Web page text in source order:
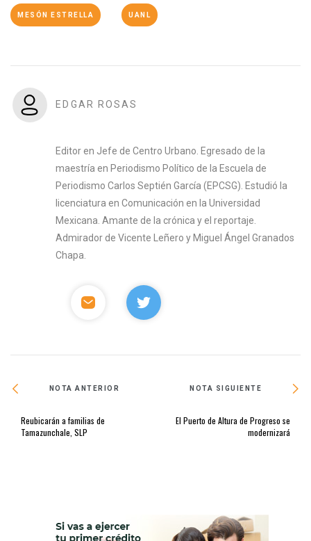
MESÓN ESTRELLA UANL
EDGAR ROSAS
Editor en Jefe de Centro Urbano. Egresado de la
maestría en Periodismo Político de la Escuela de
Periodismo Carlos Septién García (EPCSG). Estudió la
licenciatura en Comunicación en la Universidad
Mexicana. Amante de la crónica y el reportaje.
Admirador de Vicente Leñero y Miguel Ángel Granados
Chapa.
NOTA ANTERIOR
Reubicarán a familias de
Tamazunchale, SLP
NOTA SIGUIENTE
El Puerto de Altura de Progreso se
modernizará